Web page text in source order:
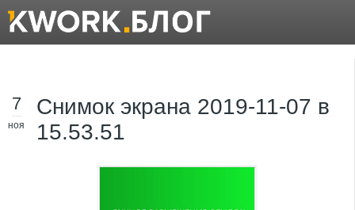
7
ноя
Снимок экрана 2019-11-07 в
15.53.51